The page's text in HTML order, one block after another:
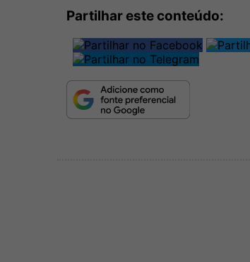
Partilhar este conteúdo: